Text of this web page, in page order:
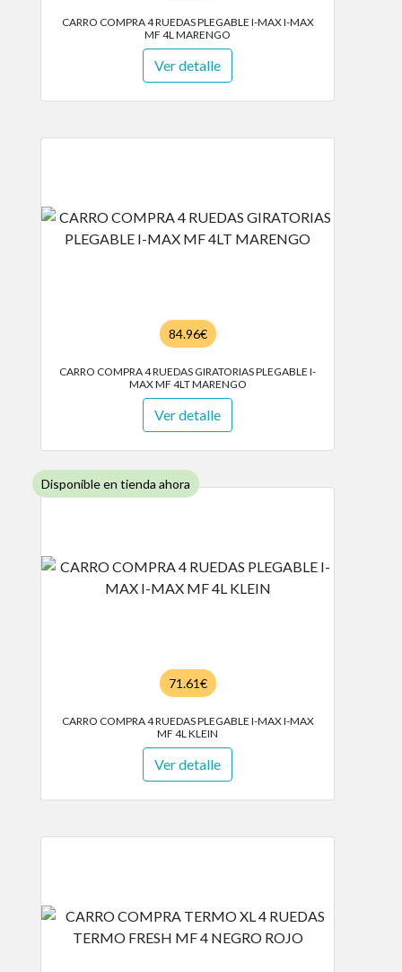
CARRO COMPRA 4 RUEDAS PLEGABLE I-MAX I-MAX
MF 4L MARENGO
Ver detalle
84.96€
CARRO COMPRA 4 RUEDAS GIRATORIAS PLEGABLE I-
MAX MF 4LT MARENGO
Ver detalle
Disponible en tienda ahora
71.61€
CARRO COMPRA 4 RUEDAS PLEGABLE I-MAX I-MAX
MF 4L KLEIN
Ver detalle